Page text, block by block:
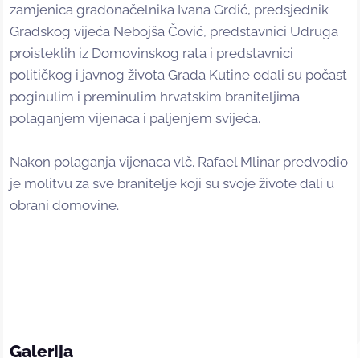
zamjenica gradonačelnika Ivana Grdić, predsjednik
Gradskog vijeća Nebojša Čović, predstavnici Udruga
proisteklih iz Domovinskog rata i predstavnici
političkog i javnog života Grada Kutine odali su počast
poginulim i preminulim hrvatskim braniteljima
polaganjem vijenaca i paljenjem svijeća.
Nakon polaganja vijenaca vlč. Rafael Mlinar predvodio
je molitvu za sve branitelje koji su svoje živote dali u
obrani domovine.
Galerija